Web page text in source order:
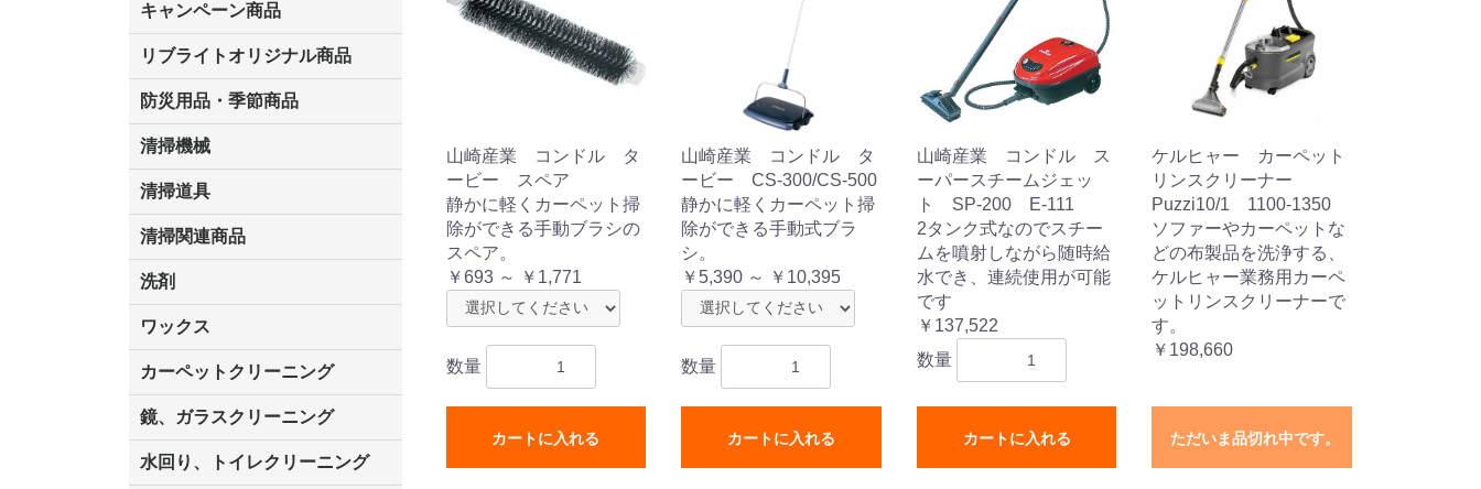
キャンペーン商品
リブライトオリジナル商品
マーベラスiL
LLオレンジクリーナー
LL油脂専用クリーナー
LLワックスモップ
LL-21
防災用品・季節商品
清掃機械
掃除機 ドライバキューム
アップライトバキューム
コードレスタイプ
掃除機用紙パック
カーペット用マシン
吸水機
送風機
ポリッシャー スタンダード
ハンディポリッシャー
高圧洗浄機
清掃道具
ほうき
ちりとり
モップ及び関連品 ワンタッチ式モップ
水切りドライヤー
その他アタッチメント
(ワンタッチ式用)
関連商品
モップ ワックス塗布
ハードフロア用ダストモップ
その他
清掃関連商品
ダストカート
台車
移動式バレット
脚立
モップハンガー
サインボード
光沢計
カーペット汚染度計
洗剤
床用表面洗浄剤
ハクリ剤
厨房用
工場用
石材用
サビ用
木材用
タイル用
外壁用
壁面用
手あか用
病院用
除菌用
ワックス
樹脂ワックス シーバイエス
ペンギンワックス
スイショウ
半樹脂ワックス
中性ワックス
病院用ワックス
フローリング用
石材用
木床用
その他
カーペットクリーニング
洗剤 ガム除去剤
シミ抜き剤
ブラシ
パット
その他
鏡、ガラスクリーニング
ガラスワイパー
シャンパー(ウオッシャー)
ガラススクイジー
ケレン
ツールホルダー
洗剤 うろこ取り
天井・高所作業
水回り、トイレクリーニング
山崎産業 コンドル タ
ービー スペア
静かに軽くカーペット掃
除ができる手動ブラシの
スペア。
￥693 ～ ￥1,771
数量
カートに入れる
山崎産業 コンドル タ
ービー CS-300/CS-500
静かに軽くカーペット掃
除ができる手動式ブラ
シ。
￥5,390 ～ ￥10,395
数量
カートに入れる
山崎産業 コンドル ス
ーパースチームジェッ
ト SP-200 E-111
2タンク式なのでスチー
ムを噴射しながら随時給
水でき、連続使用が可能
です
￥137,522
数量
カートに入れる
ケルヒャー カーペット
リンスクリーナー
Puzzi10/1 1100-1350
ソファーやカーペットな
どの布製品を洗浄する、
ケルヒャー業務用カーペ
ットリンスクリーナーで
す。
￥198,660
ただいま品切れ中です。